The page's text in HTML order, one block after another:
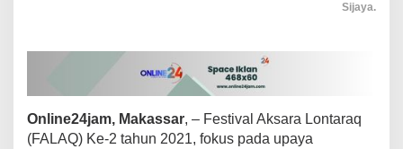
a
A
k
Sijaya.
Online24jam, Makassar, – Festival Aksara Lontaraq
(FALAQ) Ke-2 tahun 2021, fokus pada upaya